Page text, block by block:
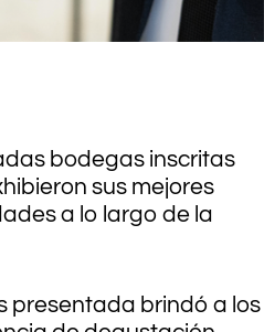
bodegas inscritas
sus mejores
a lo largo de la
presentada brindó a los